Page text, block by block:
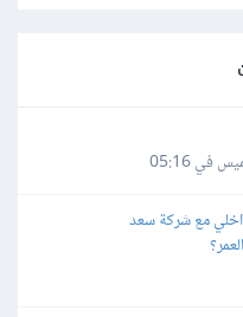
في 05:16
مع شركة سعد